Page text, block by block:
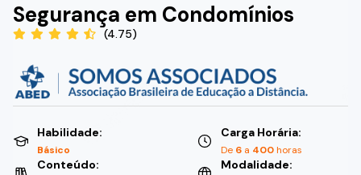
Segurança em Condomínios
(4.75)
Habilidade:
Básico
Carga Horária:
De 6 a 400horas
Conteúdo: Modalidade: